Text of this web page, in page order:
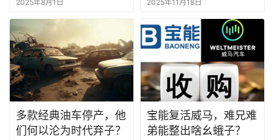
2025年8月1日 2025年11月18日
多款经典油车停产，他
们何以沦为时代弃子？
宝能复活威马，难兄难
弟能整出啥幺蛾子？